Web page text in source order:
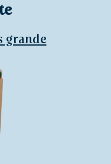
grande